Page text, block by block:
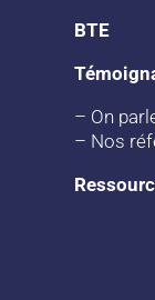
BTE
– On
– Nos